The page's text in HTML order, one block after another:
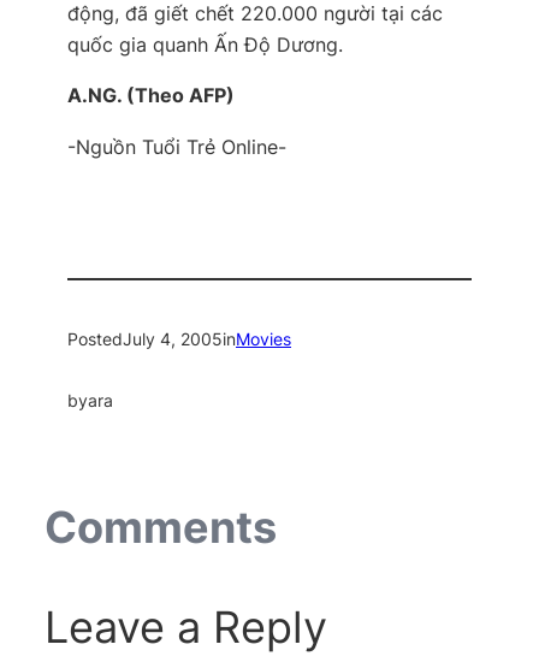
động, đã giết chết 220.000 người tại các
quốc gia quanh Ấn Độ Dương.
A.NG. (Theo AFP)
-Nguồn Tuổi Trẻ Online-
PostedJuly 4, 2005inMovies
byara
Comments
Leave a Reply